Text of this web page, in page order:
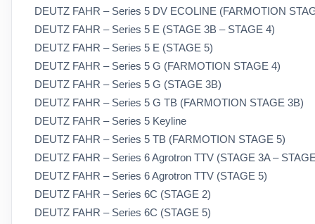
DEUTZ FAHR – Series 5 DV ECOLINE (FARMOTION
DEUTZ FAHR – Series 5 E (STAGE 3B – STAGE 4)
DEUTZ FAHR – Series 5 E (STAGE 5)
DEUTZ FAHR – Series 5 G (FARMOTION STAGE 4)
DEUTZ FAHR – Series 5 G (STAGE 3B)
DEUTZ FAHR – Series 5 G TB (FARMOTION STAGE 3B)
DEUTZ FAHR – Series 5 Keyline
DEUTZ FAHR – Series 5 TB (FARMOTION STAGE 5)
DEUTZ FAHR – Series 6 Agrotron TTV (STAGE 3A –
DEUTZ FAHR – Series 6 Agrotron TTV (STAGE 5)
DEUTZ FAHR – Series 6C (STAGE 2)
DEUTZ FAHR – Series 6C (STAGE 5)